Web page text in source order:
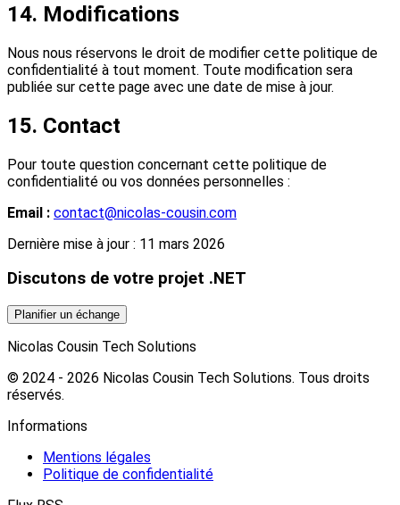
14. Modifications
Nous nous réservons le droit de modifier cette politique de
confidentialité à tout moment. Toute modification sera
publiée sur cette page avec une date de mise à jour.
15. Contact
Pour toute question concernant cette politique de
confidentialité ou vos données personnelles :
Email : contact@nicolas-cousin.com
Dernière mise à jour : 11 mars 2026
Discutons de votre projet .NET
Planifier un échange
Nicolas Cousin Tech Solutions
© 2024 - 2026 Nicolas Cousin Tech Solutions. Tous droits
réservés.
Informations
Mentions légales
Politique de confidentialité